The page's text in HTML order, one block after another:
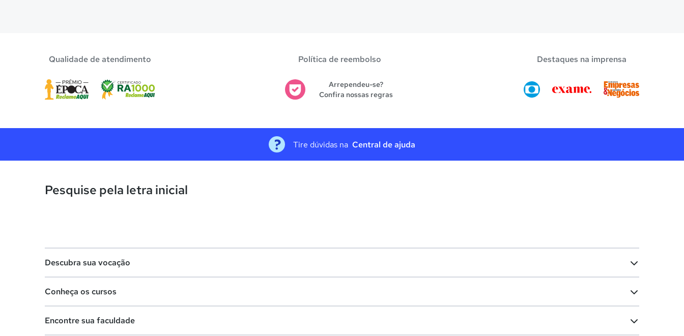
Qualidade de atendimento Política de reembolso
Arrependeu-se?
Confira nossas regras
Destaques na imprensa
Tire dúvidas na Central de ajuda
Pesquise pela letra inicial
Descubra sua vocação
Lista de profissões
Conheça os cursos
Encontre sua faculdade